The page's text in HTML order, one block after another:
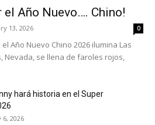
el Año Nuevo…. Chino!
13, 2026 0
Año Nuevo Chino 2026 ilumina Las
Nevada, se llena de faroles rojos,
hará historia en el Super
2026